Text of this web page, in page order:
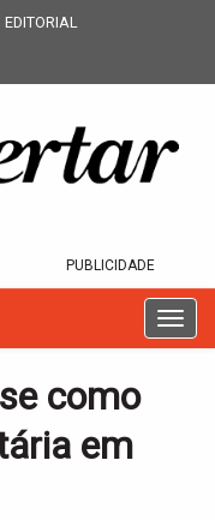
EDITORIAL
PUBLICIDADE
T
o
como
em